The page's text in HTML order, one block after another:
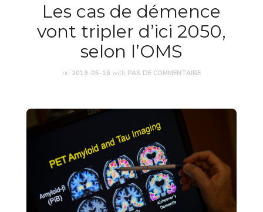
Les cas de démence
vont tripler d’ici 2050,
selon l’OMS
on 2019-05-16 with PAS DE COMMENTAIRE